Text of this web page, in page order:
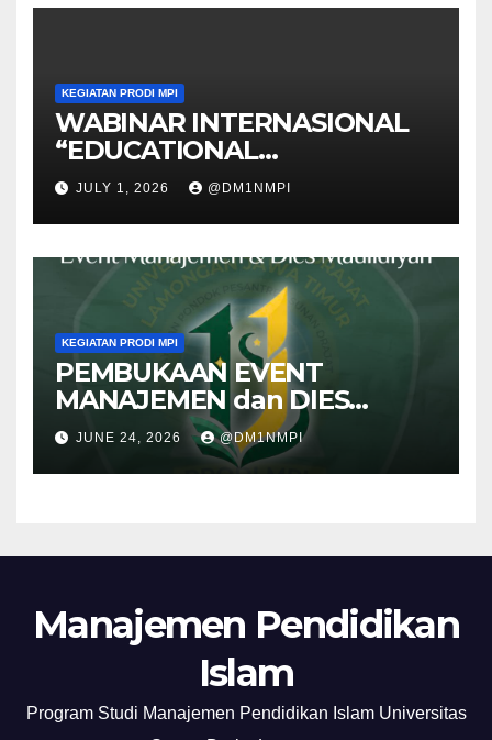
KEGIATAN PRODI MPI
WABINAR INTERNASIONAL
“EDUCATIONAL
MANAGEMENT For GLOBAL
COMPETITIVENESS:
POLICIES, PRACTICES, and
INNOVATIONS” BEKEERJA
SAMA Dengan UNITAR
INTERNATIONAL UNIVERSITY
JULY 1, 2026 @DM1NMPI
KEGIATAN PRODI MPI
PEMBUKAAN EVENT
MANAJEMEN dan DIES
MAULIDIYAH ke XI
JUNE 24, 2026 @DM1NMPI
Manajemen Pendidikan
Islam
Program Studi Manajemen Pendidikan Islam Universitas